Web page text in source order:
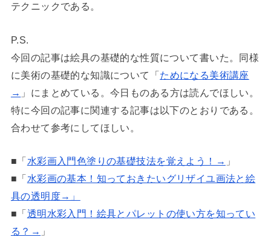
テクニックである。
P.S.
今回の記事は絵具の基礎的な性質について書いた。同様
に美術の基礎的な知識について「ためになる美術講座
→ 」にまとめている。今日ものある方は読んでほしい。
特に今回の記事に関連する記事は以下のとおりである。
合わせて参考にしてほしい。
■「水彩画入門色塗りの基礎技法を覚えよう！→ 」
■「水彩画の基本！知っておきたいグリザイユ画法と絵
具の透明度→」
■「透明水彩入門！絵具とパレットの使い方を知ってい
る？→ 」